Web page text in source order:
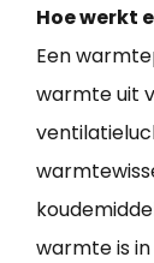
Hoe werkt
Een
warmte uit
warmte is